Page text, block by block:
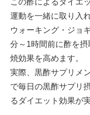
この酢によるダイエ
運動を一緒に取り入
ウォーキング・ジョ
分～1時間前に酢を
焼効果を高めます。
実際、黒酢サプリメ
で毎日の黒酢サプリ
るダイエット効果が